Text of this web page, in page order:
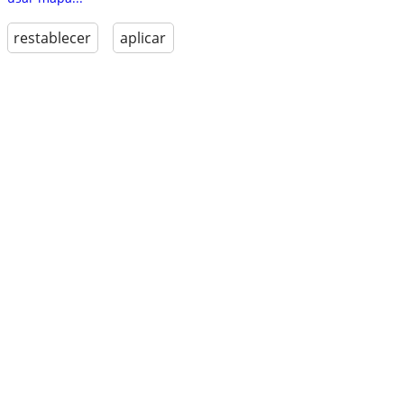
restablecer aplicar